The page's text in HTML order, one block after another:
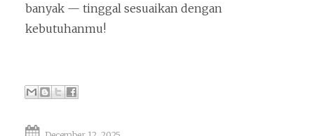
banyak — tinggal sesuaikan dengan
kebutuhanmu!